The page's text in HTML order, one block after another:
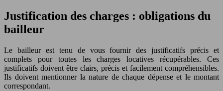
Justification des charges : obligations du
bailleur
Le bailleur est tenu de vous fournir des justificatifs précis et
complets pour toutes les charges locatives récupérables. Ces
justificatifs doivent être clairs, précis et facilement compréhensibles.
Ils doivent mentionner la nature de chaque dépense et le montant
correspondant.